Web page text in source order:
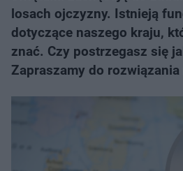
losach ojczyzny. Istnieją
dotyczące naszego kraju,
znać. Czy postrzegasz się
Zapraszamy do